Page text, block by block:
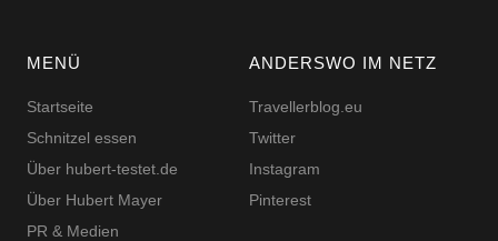
MENÜ
Startseite
Schnitzel essen
Über hubert-testet.de
Über Hubert Mayer
PR & Medien
ANDERSWO IM NETZ
Travellerblog.eu
Twitter
Instagram
Pinterest